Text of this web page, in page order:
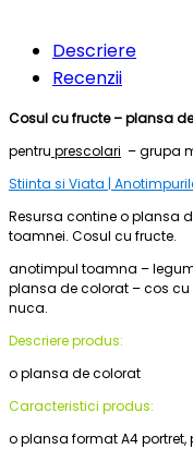
Descriere
Recenzii
Cosul cu fructe – plansa
pentru prescolari – grupa
Stiinta si Viata |
Resursa contine o plansa
toamnei. Cosul cu fructe.
anotimpul toamna –
plansa de colorat– cos cu
nuca.
Descriere produs:
o plansa de colorat
Caracteristici produs:
o plansa format A4 portret,